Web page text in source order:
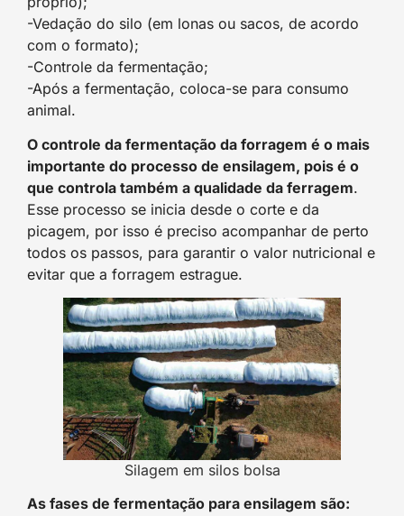
-Vedação do silo (em lonas ou sacos, de acordo
com o formato);
-Controle da fermentação;
-Após a fermentação, coloca-se para consumo
animal.
O controle da fermentação da forragem é o mais
importante do processo de ensilagem, pois é o
que controla também a qualidade da ferragem.
Esse processo se inicia desde o corte e da
picagem, por isso é preciso acompanhar de perto
todos os passos, para garantir o valor nutricional e
evitar que a forragem estrague.
Silagem em silos bolsa
As fases de fermentação para ensilagem são: